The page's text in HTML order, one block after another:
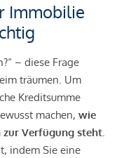
Immobilie
– diese Frage
träumen. Um
Kreditsumme
machen, wie
Verfügung steht.
indem Sie eine